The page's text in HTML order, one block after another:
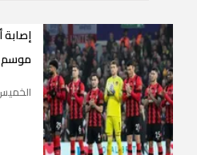
إصابة
موسم
الخميس 6 أغسطس 2026